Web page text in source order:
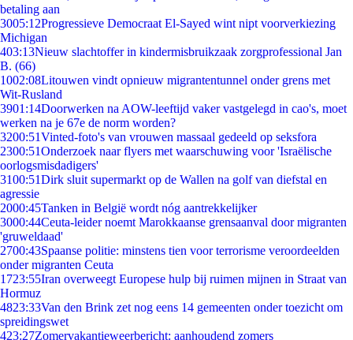
betaling aan
3005:12Progressieve Democraat El-Sayed wint nipt voorverkiezing
Michigan
403:13Nieuw slachtoffer in kindermisbruikzaak zorgprofessional Jan
B. (66)
1002:08Litouwen vindt opnieuw migrantentunnel onder grens met
Wit-Rusland
3901:14Doorwerken na AOW-leeftijd vaker vastgelegd in cao's, moet
werken na je 67e de norm worden?
3200:51Vinted-foto's van vrouwen massaal gedeeld op seksfora
2300:51Onderzoek naar flyers met waarschuwing voor 'Israëlische
oorlogsmisdadigers'
3100:51Dirk sluit supermarkt op de Wallen na golf van diefstal en
agressie
2000:45Tanken in België wordt nóg aantrekkelijker
3000:44Ceuta-leider noemt Marokkaanse grensaanval door migranten
'gruweldaad'
2700:43Spaanse politie: minstens tien voor terrorisme veroordeelden
onder migranten Ceuta
1723:55Iran overweegt Europese hulp bij ruimen mijnen in Straat van
Hormuz
4823:33Van den Brink zet nog eens 14 gemeenten onder toezicht om
spreidingswet
423:27Zomervakantieweerbericht: aanhoudend zomers